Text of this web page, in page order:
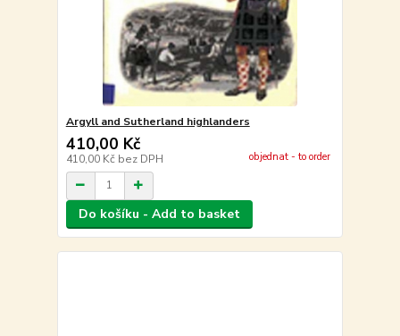
Argyll and Sutherland highlanders
410,00 Kč
410,00 Kč bez DPH objednat - to order
Do košíku - Add to basket